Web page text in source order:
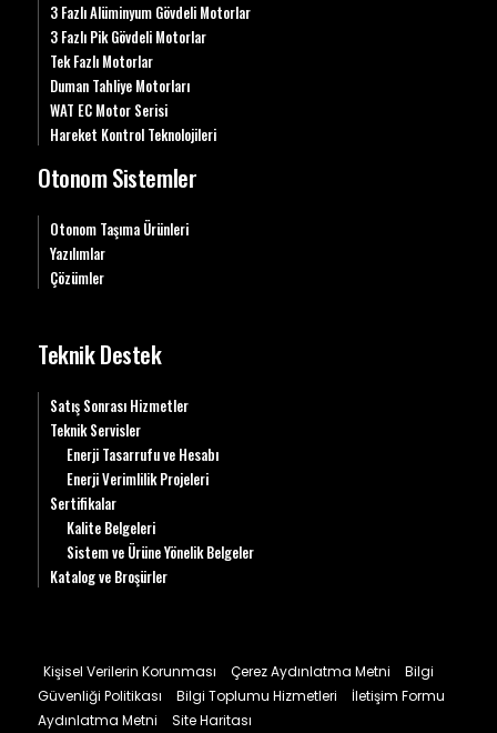
3 Fazlı Alüminyum Gövdeli Motorlar
3 Fazlı Pik Gövdeli Motorlar
Tek Fazlı Motorlar
Duman Tahliye Motorları
WAT EC Motor Serisi
Hareket Kontrol Teknolojileri
Otonom Sistemler
Otonom Taşıma Ürünleri
Yazılımlar
Çözümler
Teknik Destek
Satış Sonrası Hizmetler
Teknik Servisler
Enerji Tasarrufu ve Hesabı
Enerji Verimlilik Projeleri
Sertifikalar
Kalite Belgeleri
Sistem ve Ürüne Yönelik Belgeler
Katalog ve Broşürler
Kişisel Verilerin Korunması Çerez Aydınlatma Metni
Bilgi
Güvenliği Politikası
Bilgi Toplumu Hizmetleri
İletişim Formu
Aydınlatma Metni
Site Haritası